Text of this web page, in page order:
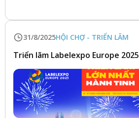
31/8/2025HỘI CHỢ - TRIỂN LÃM
Triển lãm Labelexpo Europe 2025